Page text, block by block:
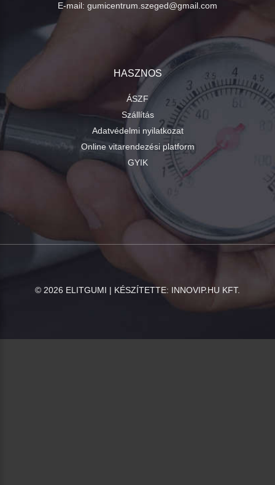
E-mail: gumicentrum.szeged@gmail.com
HASZNOS
ÁSZF
Szállítás
Adatvédelmi nyilatkozat
Online vitarendezési platform
GYIK
© 2026 ELITGUMI | KÉSZÍTETTE: INNOVIP.HU KFT.